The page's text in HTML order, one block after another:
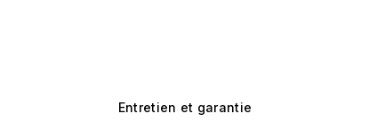
Entretien et garantie